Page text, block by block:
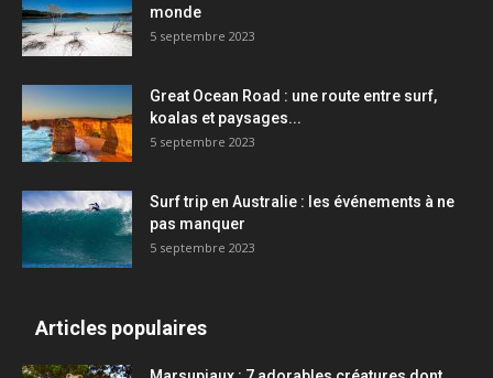
monde
5 septembre 2023
Great Ocean Road : une route entre surf,
koalas et paysages...
5 septembre 2023
Surf trip en Australie : les événements à ne
pas manquer
5 septembre 2023
Articles populaires